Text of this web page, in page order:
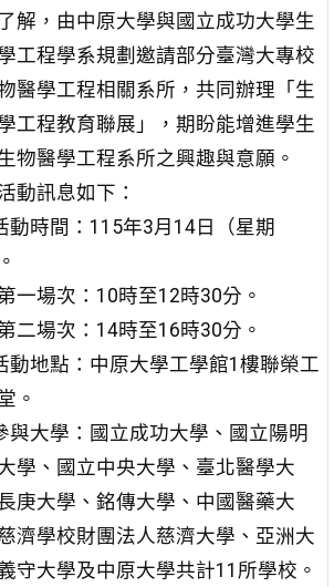
解，由中原大學與國立成功大學生
工程學系規劃邀請部分臺灣大專校
醫學工程相關系所，共同辦理「生
工程教育聯展」，期盼能增進學生
物醫學工程系所之興趣與意願。
動訊息如下：
動時間：115年3月14日（星期
一場次：10時至12時30分。
二場次：14時至16時30分。
動地點：中原大學工學館1樓聯榮工
。
與大學：國立成功大學、國立陽明
學、國立中央大學、臺北醫學大
庚大學、銘傳大學、中國醫藥大
濟學校財團法人慈濟大學、亞洲大
守大學及中原大學共計11所學校。